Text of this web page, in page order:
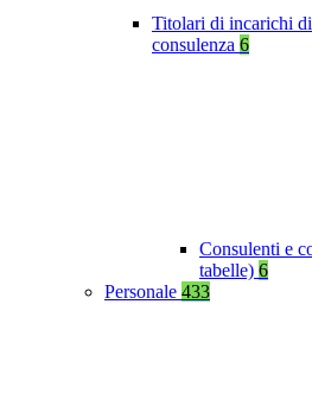
Titolari di incarichi
consulenza 6
Consulenti e
tabelle) 6
Personale 433